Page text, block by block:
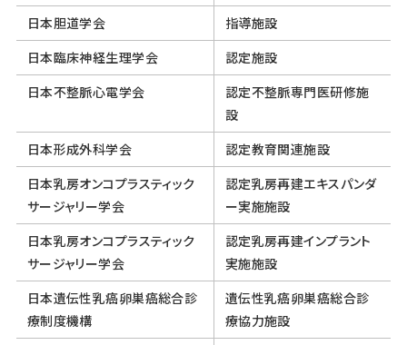
日本胆道学会
指導施設
日本臨床神経生理学会
認定施設
日本不整脈心電学会
認定不整脈専門医研修施
設
日本形成外科学会
認定教育関連施設
日本乳房オンコプラスティック
サージャリー学会
認定乳房再建エキスパンダ
ー実施施設
日本乳房オンコプラスティック
サージャリー学会
認定乳房再建インプラント
実施施設
日本遺伝性乳癌卵巣癌総合診
療制度機構
遺伝性乳癌卵巣癌総合診
療協力施設